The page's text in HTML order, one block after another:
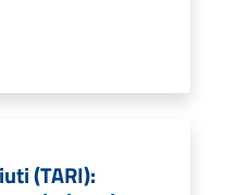
(TARI):